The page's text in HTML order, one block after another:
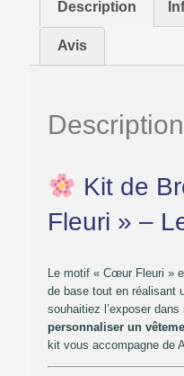
Description
Avis
Description
Kit de
Fleuri » –
Le motif « Cœur Fleuri »
de base tout en réalisant
souhaitiez l’exposer
personnaliser un
kit vous accompagne de